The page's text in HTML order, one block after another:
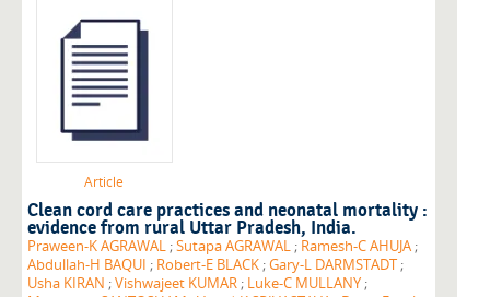
Article
Clean cord care practices and neonatal mortality :
evidence from rural Uttar Pradesh, India.
Praween-K AGRAWAL ;Sutapa AGRAWAL ; Ramesh-C AHUJA ;
Abdullah-H BAQUI ; Robert-E BLACK ;Gary-L DARMSTADT ;
Usha KIRAN ;Vishwajeet KUMAR ; Luke-C MULLANY ;